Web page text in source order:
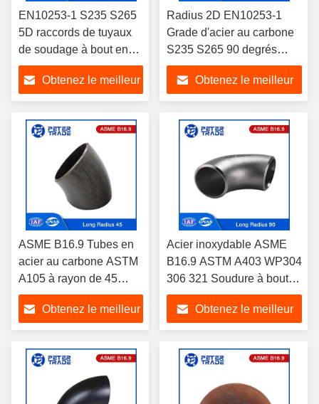
EN10253-1 S235 S265
5D raccords de tuyaux
de soudage à bout en
acier au carbone 45
degrés noir raccord de
tuyau coude
Obtenez le meilleur
Radius 2D EN10253-1
Grade d'acier au carbone
S235 S265 90 degrés
coude Peinture noire /
galvanisée
Obtenez le meilleur
ASME B16.9 Tubes en
acier au carbone ASTM
A105 à rayon de 45
degrés
Obtenez le meilleur
Acier inoxydable ASME
B16.9 ASTM A403 WP304
306 321 Soudure à bout
long rayon coude 90
degrés coude
Obtenez le meilleur